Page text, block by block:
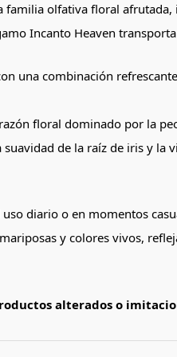
familia olfativa floral
Incanto Heaven
una combinación
floral dominado por la
de la raíz de iris y
diario o en momentos
y colores vivos,
alterados o